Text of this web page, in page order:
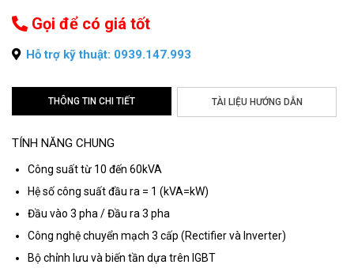
Gọi để có giá tốt
Hỗ trợ kỹ thuật: 0939.147.993
THÔNG TIN CHI TIẾT TÀI LIỆU HƯỚNG DẪN
TÍNH NĂNG CHUNG
Công suất từ ​​10 đến 60kVA
Hệ số công suất đầu ra = 1 (kVA=kW)
Đầu vào 3 pha / Đầu ra 3 pha
Công nghệ chuyển mạch 3 cấp (Rectifier và Inverter)
Bộ chỉnh lưu và biến tần dựa trên IGBT